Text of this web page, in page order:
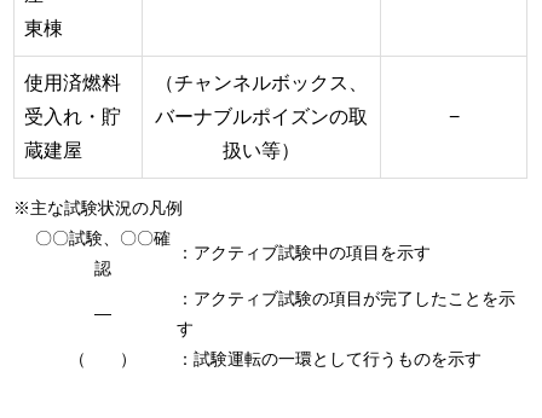
東棟
使用済燃料
受入れ・貯
蔵建屋
（チャンネルボックス、
バーナブルポイズンの取
扱い等）
−
※主な試験状況の凡例
〇〇試験、〇〇確
認
：アクティブ試験中の項目を示す
―
：アクティブ試験の項目が完了したことを示
す
（ ）
：試験運転の一環として行うものを示す